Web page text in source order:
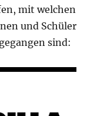
mit welchen
und Schüler
sind: